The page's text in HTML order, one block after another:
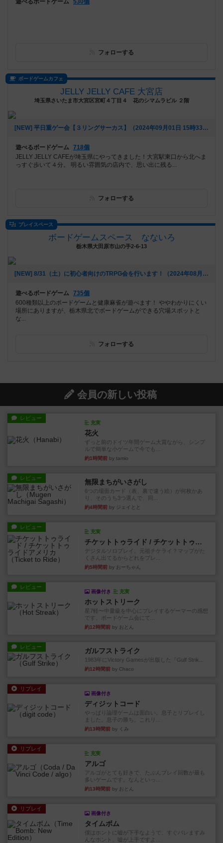
遊べるボードゲーム 530個
フォローする
ボードゲームカフェ
JELLY JELLY CAFE 大宮店
埼玉県さいたま市大宮区宮町４丁目４ 花のシマムラビル ２階
[NEW] 平日重ゲー会【３リングサーカス】（2024年09月01日 15時33分）
遊べるボードゲーム 718個
JELLY JELLY CAFEが埼玉県にやってきました！大宮駅東口から北へま
っすぐ歩いて４分。 明るい雰囲気の店内で、思い出に残る...
フォローする
プレイスペース
ボードゲームスペース なないろ
栃木県大田原市山の手2-6-13
[NEW] 8/31（土）に初心者向けのTRPG会を行います！（2024年08月18日 19時00分）
遊べるボードゲーム 735個
600種類以上のボードゲームと健康麻雀が遊べます！ ややわかりにくい
場所にありますが、栃木県北でボードゲームができる穴場スポットと
な...
フォローする
会員の新しい投稿
レビュー
充実
花火
ずっと前のドイツ年間ゲーム大賞ながら、シンプ
ルで簡単な小ゲームで今でも...
約1時間前 by tamio
レビュー 無限まちがいさがし
6つの場面カード（表、裏で違う絵）が何枚かあ
り、そのうち3つ選んで、同...
約4時間前 by ジェイとと
レビュー
充実
チケットトゥライド / チケットトゥライドアメリカ
デジタルソロプレイ。元祖チケライ？マップがた
くさん出てるからどれをプレ...
約5時間前 by おーちゃん
レビュー
画像付き 充実
ホットストリーク
星7軽〜中量級を中心にプレイするゲーマーの感想
です。ボードゲーム会にて...
約12時間前 by おとん
レビュー ガルフストライク
1983年にVictory Gamesが出版した『Gulf Strik...
約12時間前 by Chaco
リプレイ
画像付き
ディジットコード
やっぱり論理ゲームは面白い。息子とリプレイし
ました。息子の勝ち。これリ...
約13時間前 by くみ
リプレイ
充実
アルゴ
アルゴがとても好きで、たぶんプレイ回数が最も
多いゲームです。なんといっ...
約13時間前 by おとん
リプレイ
画像付き
タイムボム
僕はホントに嘘が下手なようで、すぐバレますみ
んなホント、嘘が上手ですよ...